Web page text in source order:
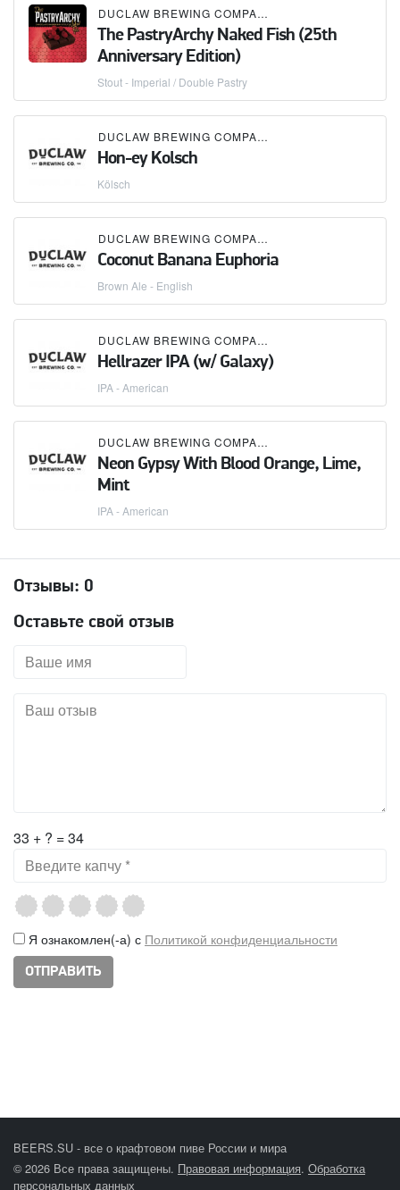
DUCLAW BREWING COMPANY
The PastryArchy Naked Fish (25th
Anniversary Edition)
Stout - Imperial / Double Pastry
DUCLAW BREWING COMPANY
Hon-ey Kolsch
Kölsch
DUCLAW BREWING COMPANY
Coconut Banana Euphoria
Brown Ale - English
DUCLAW BREWING COMPANY
Hellrazer IPA (w/ Galaxy)
IPA - American
DUCLAW BREWING COMPANY
Neon Gypsy With Blood Orange, Lime,
Mint
IPA - American
Отзывы: 0
Оставьте свой отзыв
33 + ? = 34
Я ознакомлен(-а) с Политикой конфиденциальности
BEERS.SU - все о крафтовом пиве России и мира
© 2026 Все права защищены. Правовая информация. Обработка
персональных данных